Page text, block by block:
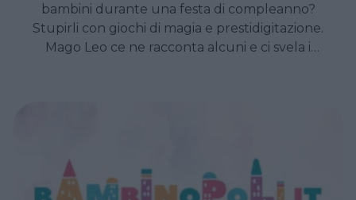
bambini durante una festa di compleanno?
Stupirli con giochi di magia e prestidigitazione.
Mago Leo ce ne racconta alcuni e ci svela i